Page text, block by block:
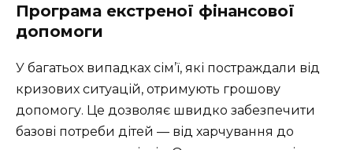
Програма екстреної фінансової
допомоги
У багатьох випадках сім’ї, які постраждали від
кризових ситуацій, отримують грошову
допомогу. Це дозволяє швидко забезпечити
базові потреби дітей — від харчування до